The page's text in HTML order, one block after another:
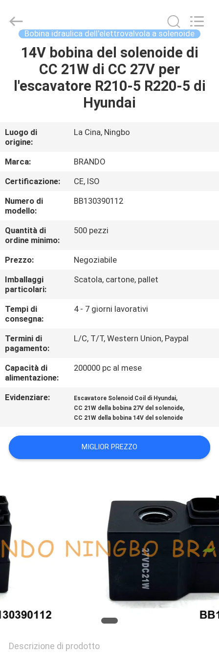
CASA.
PRODOTTI
DI
NOI
VISITA
ALLA
FABBRICA
CONTROLLO
DELLA
QUALITÀ
CONTATTACI
CHIEDI UN
PREVENTIVO
NEWS
MAPPA
DEL
POLITICA
SULLA
PRIVACY
Hardware
Bobina idraulica dell'elettrovalvola a solenoide
14V bobina del solenoide di
CC 21W di CC 27V per
l'escavatore R210-5 R220-5 di
Hyundai
Luogo di
origine:
La Cina, Ningbo
Marca:
BRANDO
Certificazione:
CE, ISO
Numero di
modello:
BB130390112
Quantità di
ordine minimo:
500 pezzi
Prezzo:
Negoziabile
Imballaggi
particolari:
Scatola, cartone, pallet
Tempi di
consegna:
4 - 7 giorni lavorativi
Termini di
pagamento:
L/C, T/T, Western Union, Paypal
Capacità di
alimentazione:
200000 pc al mese
Evidenziare: Escavatore Solenoid Coil di Hyundai,
CC 21W della bobina 27V del solenoide,
CC 21W della bobina 14V del solenoide
MIGLIOR PREZZO
Descrizione di prodotto